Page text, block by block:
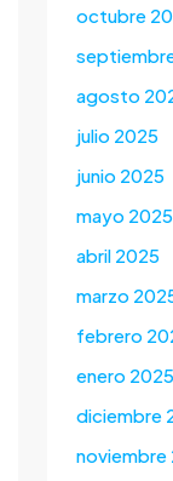
octubre
agosto
julio 2025
junio 2025
mayo 2025
abril 2025
marzo
febrero
enero 2025
diciembre
noviembre